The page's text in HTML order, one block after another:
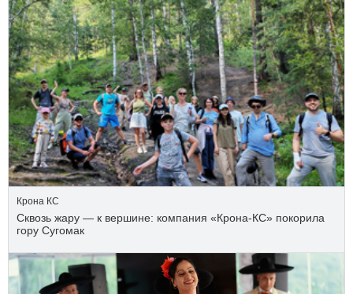
Крона КС
Сквозь жару — к вершине: компания «Крона‑КС» покорила
гору Сугомак